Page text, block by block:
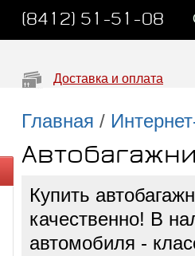
(8412) 51-51-08
Доставка и оплата
Главная /
Купить
качественно! В
автомобиля -